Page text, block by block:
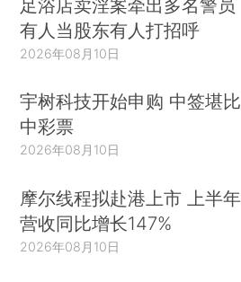
足浴店卖淫案牵出多名警员
有人当股东有人打招呼
2026年08月10日
宇树科技开始申购 中签堪比
中彩票
2026年08月10日
摩尔线程拟赴港上市 上半年
营收同比增长147%
2026年08月10日